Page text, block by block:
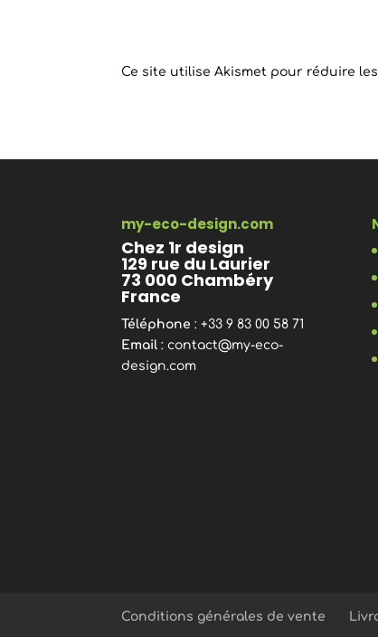
Ce site utilise Akismet pour réduire
my-eco-design.com
Chez 1r design
129 rue du Laurier
73 000 Chambéry
France
Téléphone : +33 9 83 00 58 71
Email : contact@my-eco-
design.com
Conditions générales de vente